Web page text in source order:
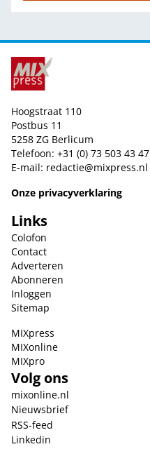
Hoogstraat 110
Postbus 11
5258 ZG Berlicum
Telefoon: +31 (0) 73 503 43 47
E-mail: redactie@mixpress.nl
Onze privacyverklaring
Links
Colofon
Contact
Adverteren
Abonneren
Inloggen
Sitemap
MIXpress
MIXonline
MIXpro
Volg ons
mixonline.nl
Nieuwsbrief
RSS-feed
Linkedin